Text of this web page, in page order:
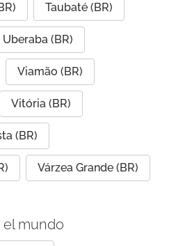
Taubaté (BR)
Uberaba (BR)
Viamão (BR)
Vitória (BR)
(BR)
Várzea Grande (BR)
el mundo